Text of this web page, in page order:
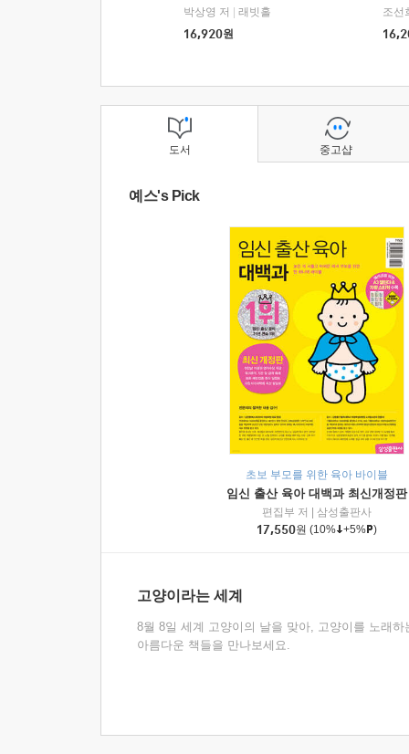
박상영 저
래빗홀
16,920원
조선
도서
예스's Pick
초보 부모를 위한 육아 바이블
임신 출산 육아 대백과 최신개정판
편집부 저
삼성출판사
17,550원 (10% +5% )
고양이라는 세계
8월 8일 세계 고양이의 날을 맞아, 고양이를 노래하
아름다운 책들을 만나보세요.
중고샵